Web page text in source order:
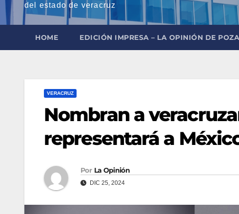
del estado de veracruz
HOME EDICIÓN IMPRESA – LA OPINIÓN DE
VERACRUZ
Nombran a
representará a
Por La Opinión
DIC 25, 2024